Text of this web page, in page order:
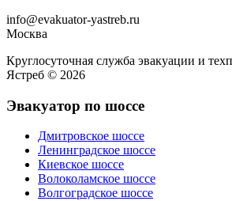
info@evakuator-yastreb.ru
Москва
Круглосуточная служба эвакуации и
Ястреб © 2026
Эвакуатор по шоссе
Дмитровское шоссе
Ленинградское шоссе
Киевское шоссе
Волоколамское шоссе
Волгоградское шоссе